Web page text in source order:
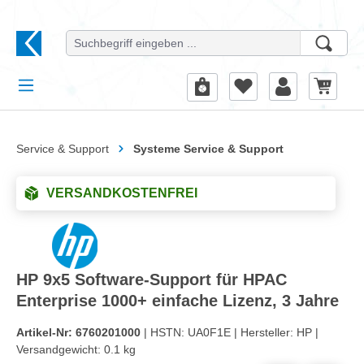
Service & Support Systeme Service & Support
VERSANDKOSTENFREI
HP 9x5 Software-Support für HPAC
Enterprise 1000+ einfache Lizenz, 3 Jahre
Artikel-Nr: 6760201000 | HSTN: UA0F1E | Hersteller: HP |
Versandgewicht: 0.1 kg